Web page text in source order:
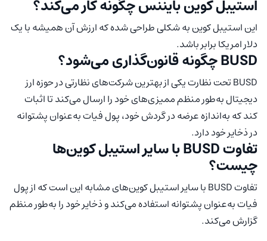
استیبل کوین بایننس چگونه کار می‌کند؟
این استیبل کوین به شکلی طراحی شده که ارزش آن همیشه با یک
دلار امریکا برابر باشد.
BUSD چگونه قانون‌گذاری می‌شود؟
BUSD تحت نظارت یکی از بهترین شرکت‌های نظارتی در حوزه ارز
دیجیتال به‌طور منظم ممیزی‌های خود را ارسال می‌کند تا اثبات
کند که به‌اندازه عرضه در گردش خود، پول فیات به‌عنوان پشتوانه
در ذخایر خود دارد.
تفاوت BUSD با سایر استیبل کوین‌ها
چیست؟
تفاوت BUSD با سایر استیبل کوین‌های مشابه این است که از پول
فیات به‌عنوان پشتوانه استفاده می‌کند و ذخایر خود را به‌طور منظم
گزارش می‌کند.